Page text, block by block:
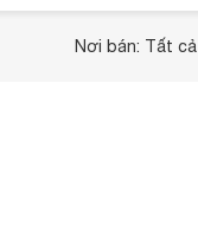
Nơi bán: Tất cả